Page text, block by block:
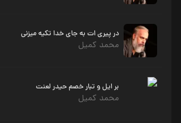
در پیری ات به جای خدا تکیه میزنی
محمد کمیل
بر ایل و تبار خصم حیدر لعنت
محمد کمیل